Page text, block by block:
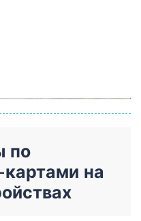
по
на